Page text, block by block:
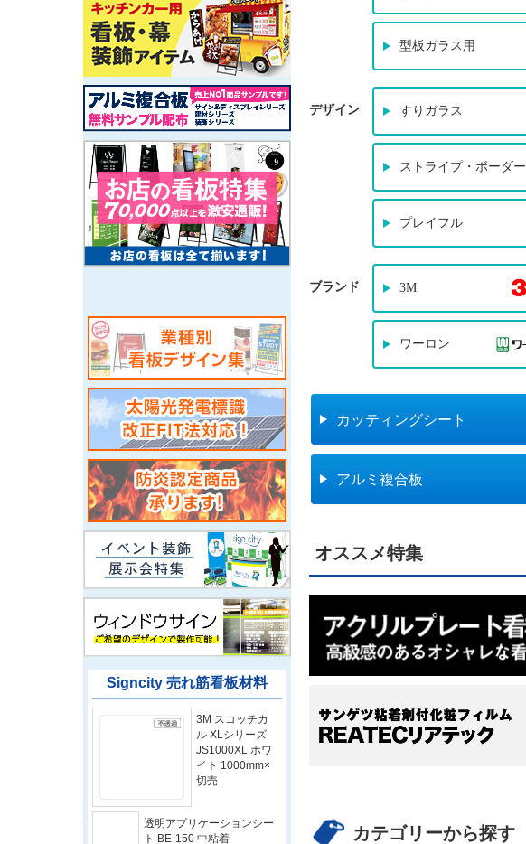
型板ガラス用
デザイン すりガラス
ストライプ・ボーダー
プレイフル
ブランド 3M
ワーロン
カッティングシート
アルミ複合板
オススメ特集
カテゴリーから探す